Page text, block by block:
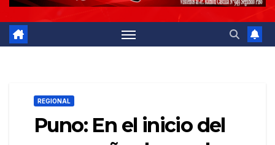
REGIONAL
Puno: En el inicio del